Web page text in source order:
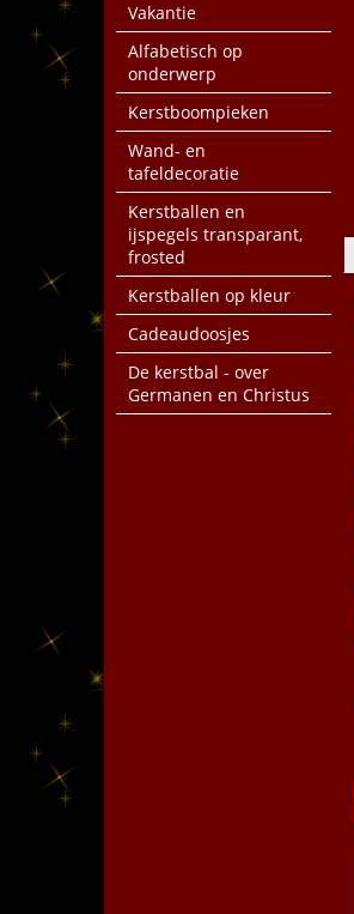
Vakantie
Alfabetisch op
onderwerp
Kerstboompieken
Wand- en
tafeldecoratie
Kerstballen en
ijspegels transparant,
frosted
Kerstballen op kleur
Cadeaudoosjes
De kerstbal - over
Germanen en Christus